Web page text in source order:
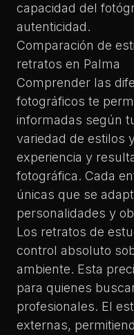
capacidad del
autenticidad.
Comparación de
retratos en Palma
Comprender las
fotográficos te
informadas según
variedad de estilos
experiencia y
fotográfica. Cada
únicas que se
personalidades y
Los retratos de
control absoluto
ambiente. Esta
para quienes
profesionales. El
externas,